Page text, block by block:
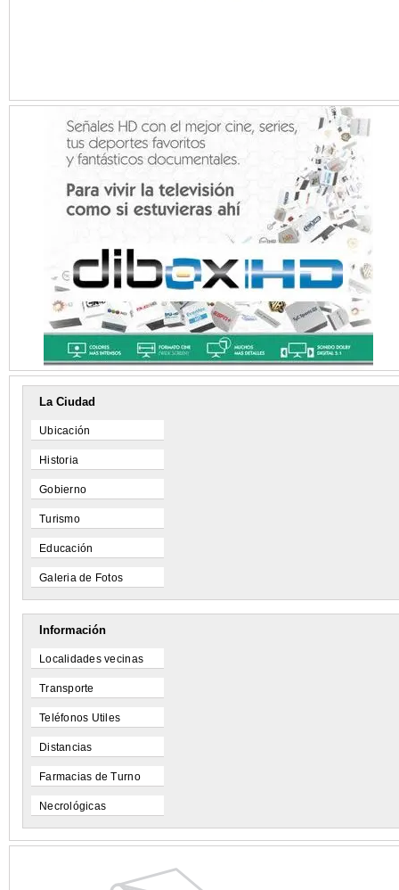
La Ciudad
Ubicación
Historia
Gobierno
Turismo
Educación
Galeria de Fotos
Información
Localidades vecinas
Transporte
Teléfonos Utiles
Distancias
Farmacias de Turno
Necrológicas